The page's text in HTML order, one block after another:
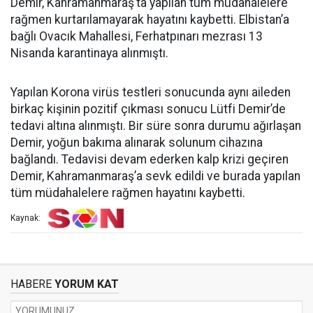
Demir, Kahramanmaraş’ta yapılan tüm müdahalelere
rağmen kurtarılamayarak hayatını kaybetti. Elbistan’a
bağlı Ovacık Mahallesi, Ferhatpınarı mezrası 13
Nisanda karantinaya alınmıştı.
Yapılan Korona virüs testleri sonucunda aynı aileden
birkaç kişinin pozitif çıkması sonucu Lütfi Demir’de
tedavi altına alınmıştı. Bir süre sonra durumu ağırlaşan
Demir, yoğun bakıma alınarak solunum cihazına
bağlandı. Tedavisi devam ederken kalp krizi geçiren
Demir, Kahramanmaraş’a sevk edildi ve burada yapılan
tüm müdahalelere rağmen hayatını kaybetti.
Kaynak:
HABERE YORUM KAT